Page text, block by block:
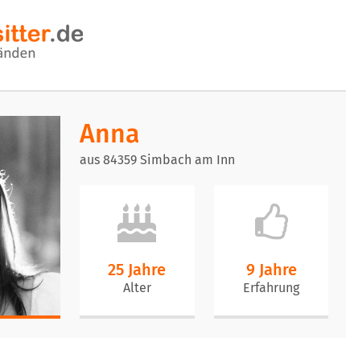
Anna
aus 84359 Simbach am Inn
25 Jahre
Alter
9 Jahre
Erfahrung